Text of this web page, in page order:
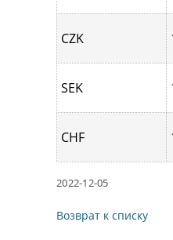
CZK
SEK
CHF
2022-12-05
Возврат к списку